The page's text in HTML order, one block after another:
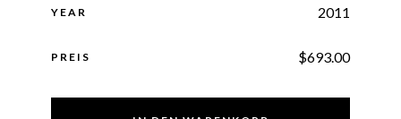
YEAR 2011
PREIS $693.00